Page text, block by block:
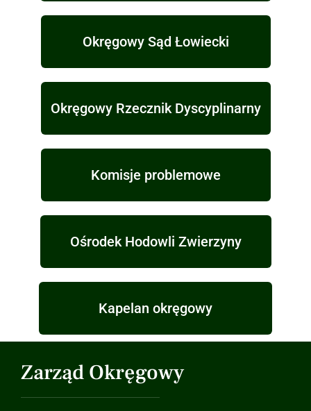
Okręgowy Sąd Łowiecki
Okręgowy Rzecznik Dyscyplinarny
Komisje problemowe
Ośrodek Hodowli Zwierzyny
Kapelan okręgowy
Zarząd Okręgowy